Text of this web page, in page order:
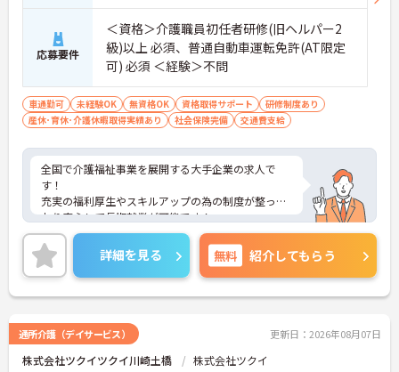
応募要件
＜資格＞介護職員初任者研修(旧ヘルパー2
級)以上 必須、普通自動車運転免許(AT限定
可) 必須 ＜経験＞不問
車通勤可 未経験OK 無資格OK 資格取得サポート
研修制度あり
産休･育休･介護休暇取得実績あり
社会保険完備 交通費支給
全国で介護福祉事業を展開する大手企業の求人で
す！
充実の福利厚生やスキルアップの為の制度が整って
おり安心して長期就業が可能です！
ご興味ある方には、面接のポイントなど、さらに詳
細をお話致しますのでお気軽にご相談ください。
詳細を見る 無料 紹介してもらう
通所介護（デイサービス） 更新日：2026年08月07日
株式会社ツクイツクイ川崎土橋 株式会社ツクイ